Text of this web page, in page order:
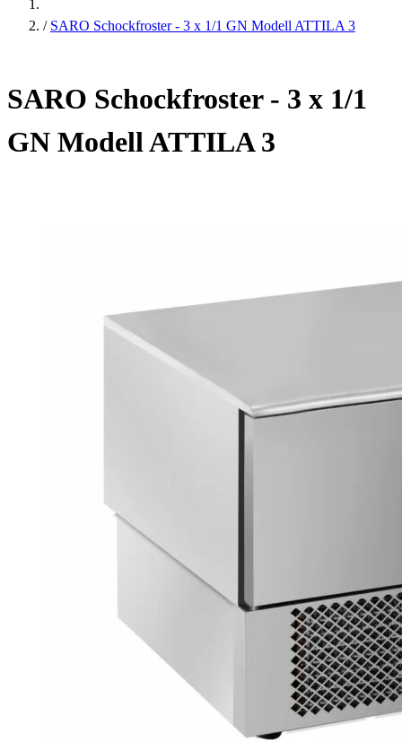
/ SARO Schockfroster - 3 x 1/1 GN Modell ATTILA 3
SARO Schockfroster - 3 x 1/1
GN Modell ATTILA 3